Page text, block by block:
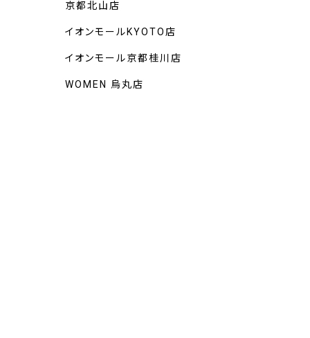
京都北山店
イオンモールKYOTO店
イオンモール京都桂川店
WOMEN 烏丸店